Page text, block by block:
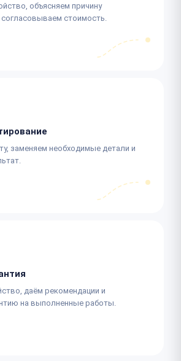
объясняем причину
стоимость.
заменяем необходимые детали и
даём рекомендации и
на выполненные работы.